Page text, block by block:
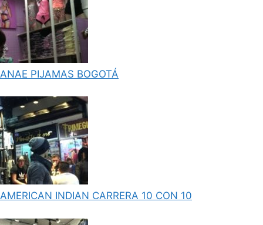
ANAE PIJAMAS BOGOTÁ
AMERICAN INDIAN CARRERA 10 CON 10